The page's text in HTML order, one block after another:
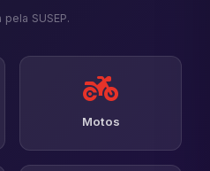
SUSEP.
Motos